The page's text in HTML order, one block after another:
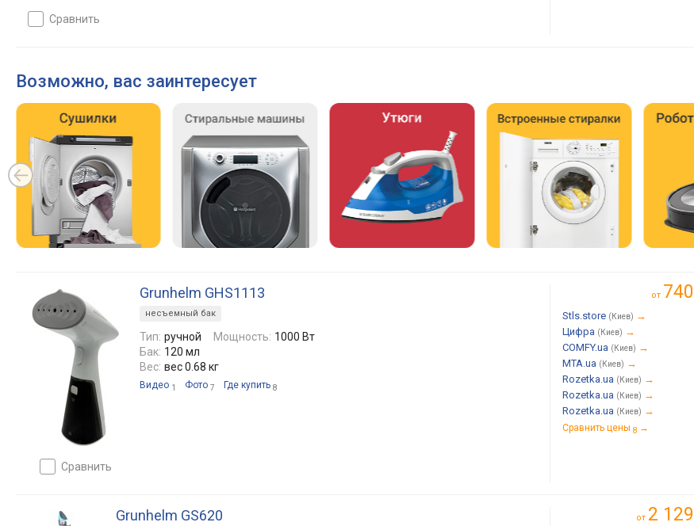
сравнить
Возможно, вас заинтересует
сравнить
Grunhelm GHS1113
несъемный бак
Тип: ручной Мощность: 1000 Вт
Бак: 120 мл
Вес: вес 0.68 кг
Видео 1 Фото 7 Где купить 8
от 740
Stls.store (Киев) →
Цифра (Киев) →
COMFY.ua (Киев) →
MTA.ua (Киев) →
Rozetka.ua (Киев) →
Rozetka.ua (Киев) →
Rozetka.ua (Киев) →
Сравнить цены 8 →
Grunhelm GS620 от 2 129